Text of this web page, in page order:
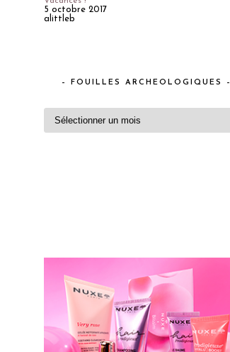
5 octobre 2017
alittleb
– FOUILLES ARCHEOLOGIQUES –